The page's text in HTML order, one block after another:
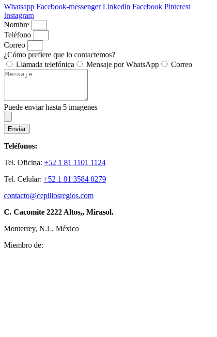
Whatsapp Facebook-messenger Linkedin Facebook Pinterest
Instagram
Nombre
Teléfono
Correo
¿Cómo prefiere que lo contactemos?
Llamada telefónica
Mensaje por WhatsApp Correo
Puede enviar hasta 5 imagenes
Enviar
Teléfonos:
Tel. Oficina: +52 1 81 1101 1124
Tel. Celular: +52 1 81 3584 0279
contacto@cepillosregios.com
C. Cacomite 2222 Altos,, Mirasol.
Monterrey, N.L. México
Miembro de: